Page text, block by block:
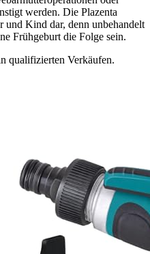
werden. Die Plazenta
und Kind dar, denn unbehandelt
Frühgeburt die Folge sein.
qualifizierten Verkäufen.